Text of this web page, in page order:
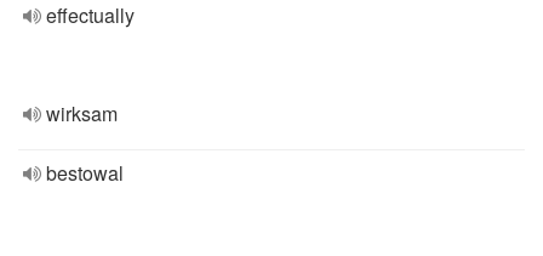
effectually
wirksam
bestowal